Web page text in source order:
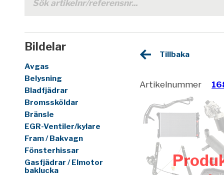
Bildelar
Avgas
Belysning
Bladfjädrar
Bromssköldar
Bränsle
EGR-Ventiler/kylare
Fram / Bakvagn
Fönsterhissar
Gasfjädrar / Elmotor
baklucka
Tillbaka
Artikelnummer